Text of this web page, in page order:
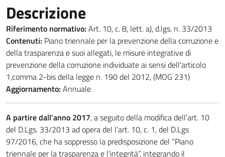
Descrizione
Riferimento normativo: Art. 10, c. 8, lett. a), d.lgs. n. 33/2013
Contenuti: Piano triennale per la prevenzione della corruzione e
della trasparenza e suoi allegati, le misure integrative di
prevenzione della corruzione individuate ai sensi dell'articolo
1,comma 2-bis della legge n. 190 del 2012, (MOG 231)
Aggiornamento: Annuale
A partire dall’anno 2017, a seguito della modifica dell’art. 10
del D.Lgs. 33/2013 ad opera del l’art. 10, c. 1, del D.Lgs
97/2016, che ha soppresso la predisposizione del “Piano
triennale per la trasparenza e l'integrità”, integrando il